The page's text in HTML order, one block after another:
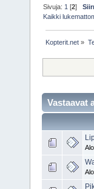
Sivuja: 1 [2]
Kaikki
Kopterit.net »
Vastaavat